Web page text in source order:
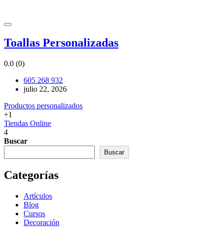
Toallas Personalizadas
0.0 (0)
605 268 932
julio 22, 2026
Productos personalizados
+1
Tiendas Online
4
Buscar
Buscar
Categorías
Artículos
Blog
Cursos
Decoración